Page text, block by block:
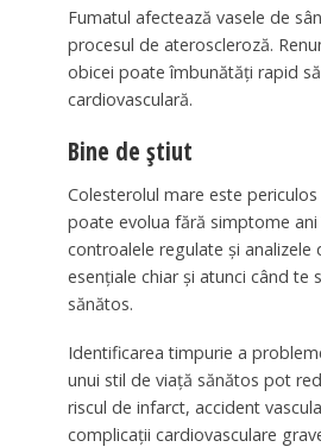
Fumatul afectează vasele de
procesul de ateroscleroză.
obicei poate îmbunătăți rapid
cardiovasculară.
Bine de știut
Colesterolul mare este
poate evolua fără simptome ani
controalele regulate și analizele
esențiale chiar și atunci când te
sănătos.
Identificarea timpurie a
unui stil de viață sănătos pot
riscul de infarct, accident
complicații cardiovasculare